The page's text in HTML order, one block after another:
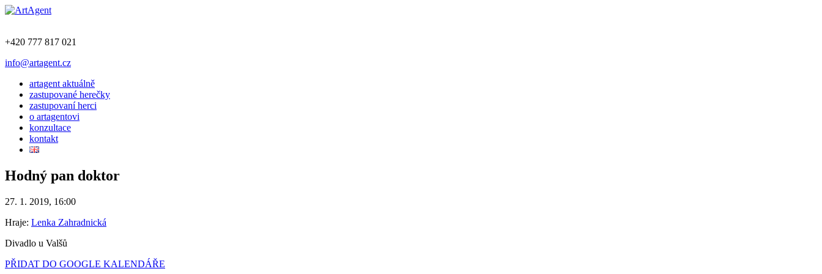
+420 777 817 021
info@artagent.cz
artagent aktuálně
zastupované herečky
zastupovaní herci
o artagentovi
konzultace
kontakt
Hodný pan doktor
27. 1. 2019, 16:00
Hraje: Lenka Zahradnická
Divadlo u Valšů
PŘIDAT DO GOOGLE KALENDÁŘE